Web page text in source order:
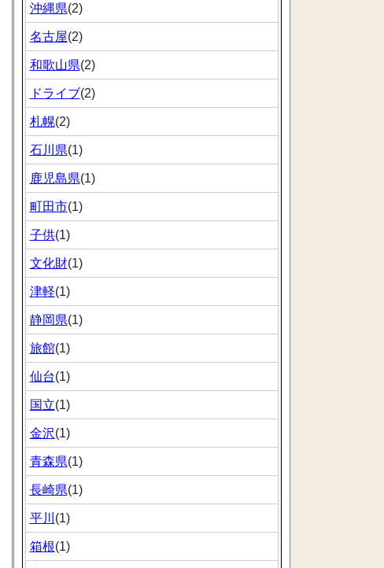
沖縄県(2)
名古屋(2)
和歌山県(2)
ドライブ(2)
札幌(2)
石川県(1)
鹿児島県(1)
町田市(1)
子供(1)
文化財(1)
津軽(1)
静岡県(1)
旅館(1)
仙台(1)
国立(1)
金沢(1)
青森県(1)
長崎県(1)
平川 (1)
箱根(1)